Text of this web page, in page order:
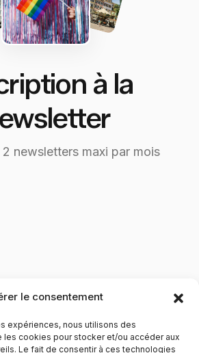
le consentement
expériences, nous utilisons des
cookies pour stocker et/ou accéder aux
Le fait de consentir à ces technologies
à la
2 newsletters maxi par mois